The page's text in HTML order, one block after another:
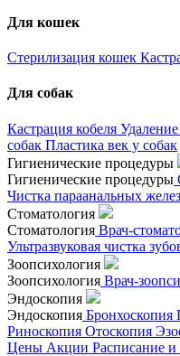
Для кошек
Стерилизация кошек
Для собак
Кастрация кобеля
собак Пластика век у собак
Гигиенические процедуры
Гигиенические процедуры
Чистка параанальных желез
Стоматология
Стоматология Врач-
Ультразвуковая чистка
Зоопсихология
Зоопсихология Врач-
Эндоскопия
Эндоскопия Бронхоскопия
Риноскопия Отоскопия
Цены Акции Расписание и